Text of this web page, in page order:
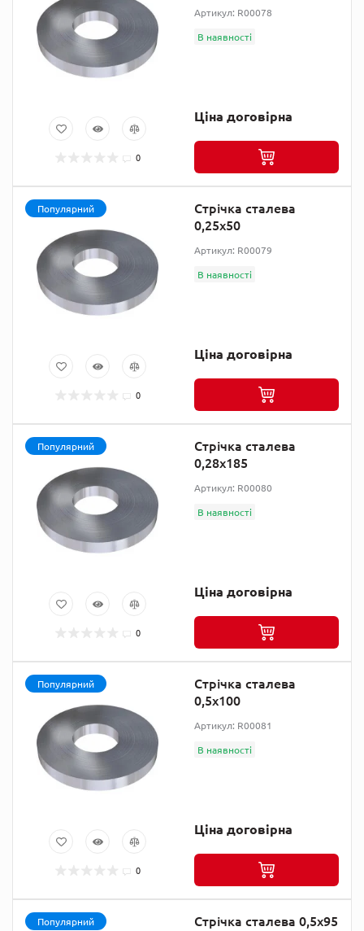
0
Артикул: R00078
В наявності
Ціна договірна
Популярний
0
Стрічка сталева
0,25х50
Артикул: R00079
В наявності
Ціна договірна
Популярний
0
Стрічка сталева
0,28х185
Артикул: R00080
В наявності
Ціна договірна
Популярний
0
Стрічка сталева
0,5х100
Артикул: R00081
В наявності
Ціна договірна
Популярний Стрічка сталева 0,5х95